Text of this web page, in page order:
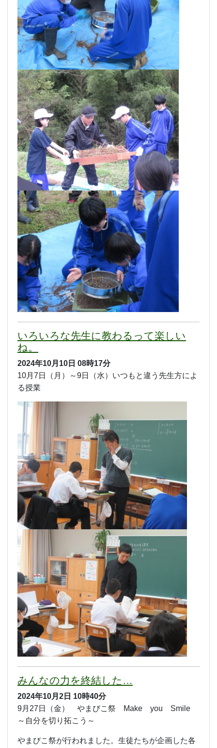
いろいろな先生に教わるって楽しい
ね。
2024年10月10日 08時17分
10月7日（月）～9日（水）いつもと違う先生方によ
る授業
みんなの力を終結した…
2024年10月2日 10時40分
9月27日（金） やまびこ祭 Make you Smile
～自分を切り拓こう～
やまびこ祭が行われました。生徒たちが企画した各